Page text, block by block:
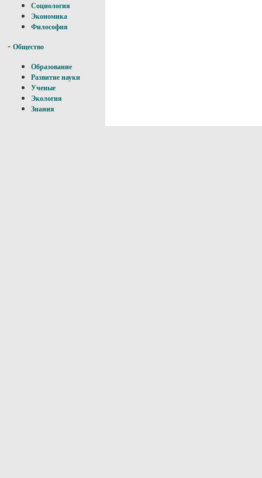
Социология
Экономика
Философия
- Общество
Образование
Развитие науки
Ученые
Экология
Знания